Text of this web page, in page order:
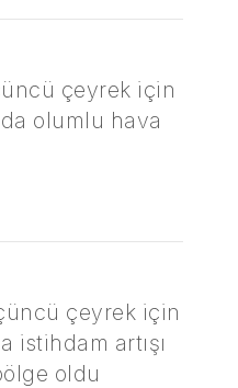
çeyrek için
olumlu hava
çeyrek için
istihdam artışı
oldu